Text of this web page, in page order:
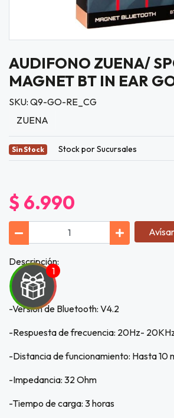
correo
AUDIFONO ZUENA/
MAGNET BT IN EAR
SKU: Q9-GO-RE_CG
ZUENA
Sin Stock Stock por Sucursales
$ 6.990
Descripción:
-Versión de Bluetooth: V4.2
-Respuesta de frecuencia: 20Hz-
-Distancia de funcionamiento: Hasta 10
-Impedancia: 32 Ohm
-Tiempo de carga: 3 horas